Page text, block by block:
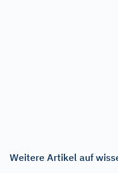
Weitere Artikel auf